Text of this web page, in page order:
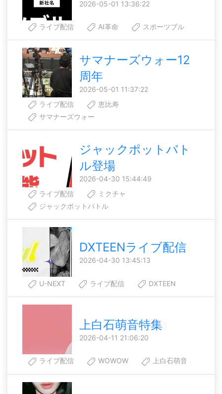
2026-05-01 13:36:22
ライブ配信 AI革命 スポーツブル
サマナーズウォー12
周年
2026-05-01 11:37:22
ライブ配信
恵比寿
サマナーズウォー
ジャックポットバト
ル登場
2026-04-30 15:44:49
ライブ配信
ミクチャ
ジャックポットバトル
DXTEENライブ配信
2026-04-30 13:45:13
U-NEXT ライブ配信 DXTEEN
上白石萌音特集
2026-04-11 21:06:20
ライブ配信 WOWOW 上白石萌音